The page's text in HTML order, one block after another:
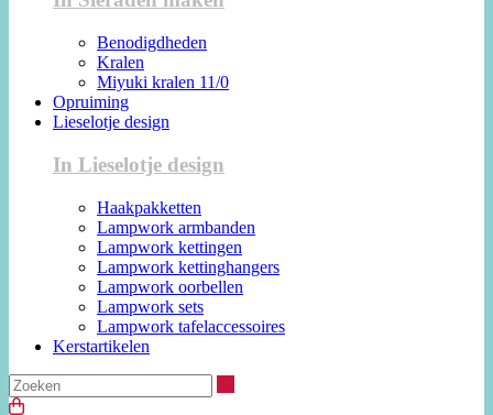
Benodigdheden
Kralen
Miyuki kralen 11/0
Opruiming
Lieselotje design
In Lieselotje design
Haakpakketten
Lampwork armbanden
Lampwork kettingen
Lampwork kettinghangers
Lampwork oorbellen
Lampwork sets
Lampwork tafelaccessoires
Kerstartikelen